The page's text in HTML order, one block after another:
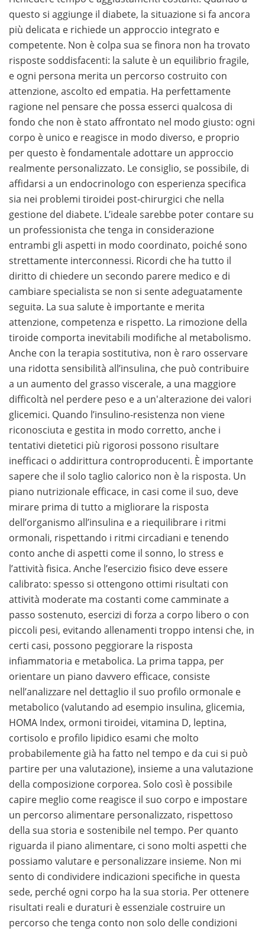
questo si aggiunge il diabete, la situazione si fa ancora
più delicata e richiede un approccio integrato e
competente. Non è colpa sua se finora non ha trovato
risposte soddisfacenti: la salute è un equilibrio fragile,
e ogni persona merita un percorso costruito con
attenzione, ascolto ed empatia. Ha perfettamente
ragione nel pensare che possa esserci qualcosa di
fondo che non è stato affrontato nel modo giusto: ogni
corpo è unico e reagisce in modo diverso, e proprio
per questo è fondamentale adottare un approccio
realmente personalizzato. Le consiglio, se possibile, di
affidarsi a un endocrinologo con esperienza specifica
sia nei problemi tiroidei post-chirurgici che nella
gestione del diabete. L’ideale sarebbe poter contare su
un professionista che tenga in considerazione
entrambi gli aspetti in modo coordinato, poiché sono
strettamente interconnessi. Ricordi che ha tutto il
diritto di chiedere un secondo parere medico e di
cambiare specialista se non si sente adeguatamente
seguitə. La sua salute è importante e merita
attenzione, competenza e rispetto. La rimozione della
tiroide comporta inevitabili modifiche al metabolismo.
Anche con la terapia sostitutiva, non è raro osservare
una ridotta sensibilità all’insulina, che può contribuire
a un aumento del grasso viscerale, a una maggiore
difficoltà nel perdere peso e a un'alterazione dei valori
glicemici. Quando l’insulino-resistenza non viene
riconosciuta e gestita in modo corretto, anche i
tentativi dietetici più rigorosi possono risultare
inefficaci o addirittura controproducenti. È importante
sapere che il solo taglio calorico non è la risposta. Un
piano nutrizionale efficace, in casi come il suo, deve
mirare prima di tutto a migliorare la risposta
dell’organismo all’insulina e a riequilibrare i ritmi
ormonali, rispettando i ritmi circadiani e tenendo
conto anche di aspetti come il sonno, lo stress e
l’attività fisica. Anche l’esercizio fisico deve essere
calibrato: spesso si ottengono ottimi risultati con
attività moderate ma costanti come camminate a
passo sostenuto, esercizi di forza a corpo libero o con
piccoli pesi, evitando allenamenti troppo intensi che, in
certi casi, possono peggiorare la risposta
infiammatoria e metabolica. La prima tappa, per
orientare un piano davvero efficace, consiste
nell’analizzare nel dettaglio il suo profilo ormonale e
metabolico (valutando ad esempio insulina, glicemia,
HOMA Index, ormoni tiroidei, vitamina D, leptina,
cortisolo e profilo lipidico esami che molto
probabilemente già ha fatto nel tempo e da cui si può
partire per una valutazione), insieme a una valutazione
della composizione corporea. Solo così è possibile
capire meglio come reagisce il suo corpo e impostare
un percorso alimentare personalizzato, rispettoso
della sua storia e sostenibile nel tempo. Per quanto
riguarda il piano alimentare, ci sono molti aspetti che
possiamo valutare e personalizzare insieme. Non mi
sento di condividere indicazioni specifiche in questa
sede, perché ogni corpo ha la sua storia. Per ottenere
risultati reali e duraturi è essenziale costruire un
percorso che tenga conto non solo delle condizioni